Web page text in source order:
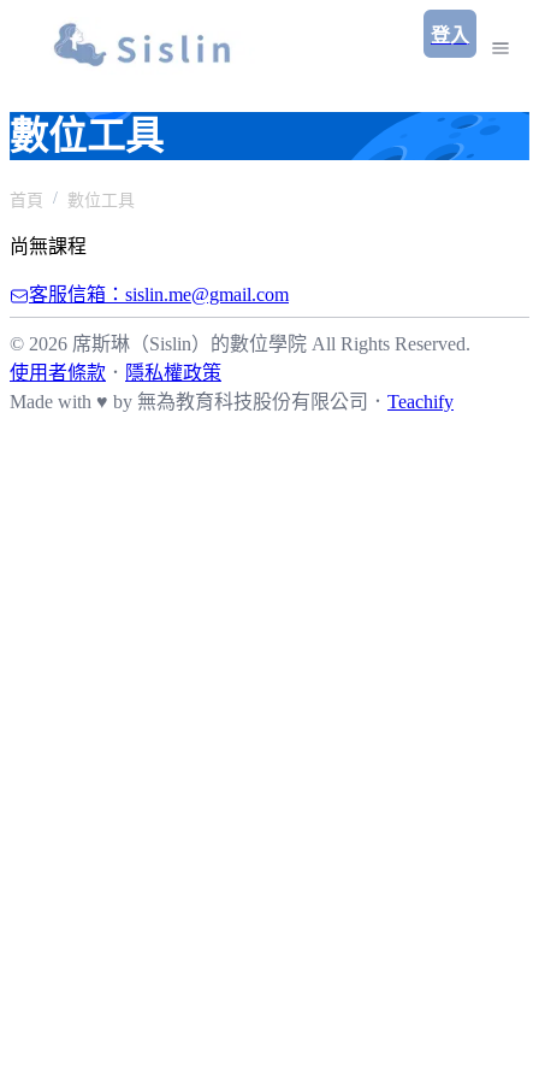
登入
數位工具
首頁 數位工具
尚無課程
客服信箱：sislin.me@gmail.com
© 2026 席斯琳（Sislin）的數位學院 All Rights Reserved.
使用者條款 ． 隱私權政策
Made with ♥ by 無為教育科技股份有限公司． Teachify